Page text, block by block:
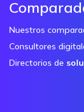
Nuestros
Consultores
Directorios de